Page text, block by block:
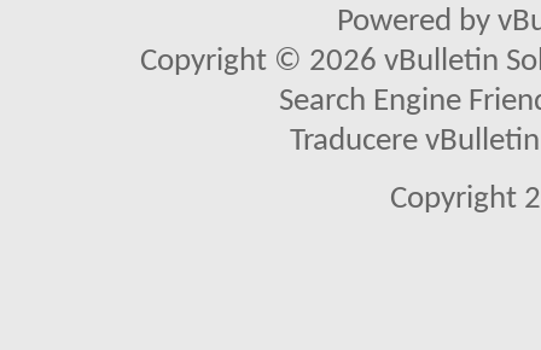
Powered by
Copyright © 2026 vBulletin
Search Engine
Traducere
Copyright